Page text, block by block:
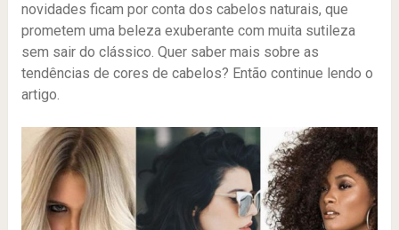
novidades ficam por conta dos cabelos naturais, que
prometem uma beleza exuberante com muita sutileza
sem sair do clássico. Quer saber mais sobre as
tendências de cores de cabelos? Então continue lendo o
artigo.